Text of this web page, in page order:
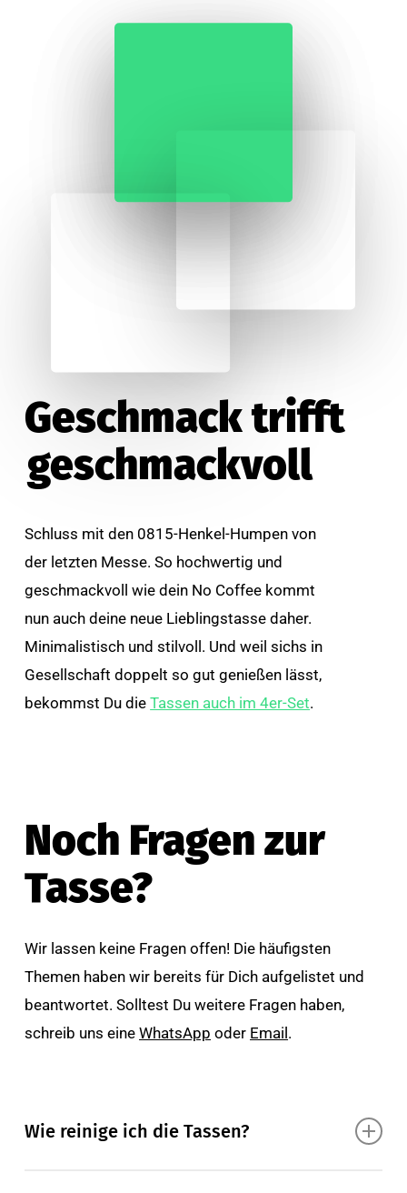
Geschmack trifft
geschmackvoll
Schluss mit den 0815-Henkel-Humpen von
der letzten Messe. So hochwertig und
geschmackvoll wie dein No Coffee kommt
nun auch deine neue Lieblingstasse daher.
Minimalistisch und stilvoll. Und weil sichs in
Gesellschaft doppelt so gut genießen lässt,
bekommst Du dieTassen auch im 4er-Set.
Noch Fragen zur
Tasse?
Wir lassen keine Fragen offen! Die häufigsten
Themen haben wir bereits für Dich aufgelistet und
beantwortet. Solltest Du weitere Fragen haben,
schreib uns eineWhatsApp oder Email .
Wie reinige ich die Tassen?